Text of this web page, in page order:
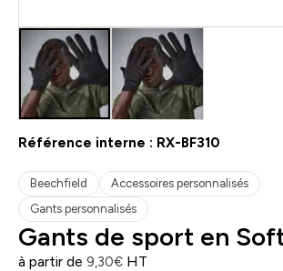
Référence interne : RX-BF310
Beechfield
Accessoires personnalisés
Gants personnalisés
Gants de sport en
à partir de 9,30€ HT